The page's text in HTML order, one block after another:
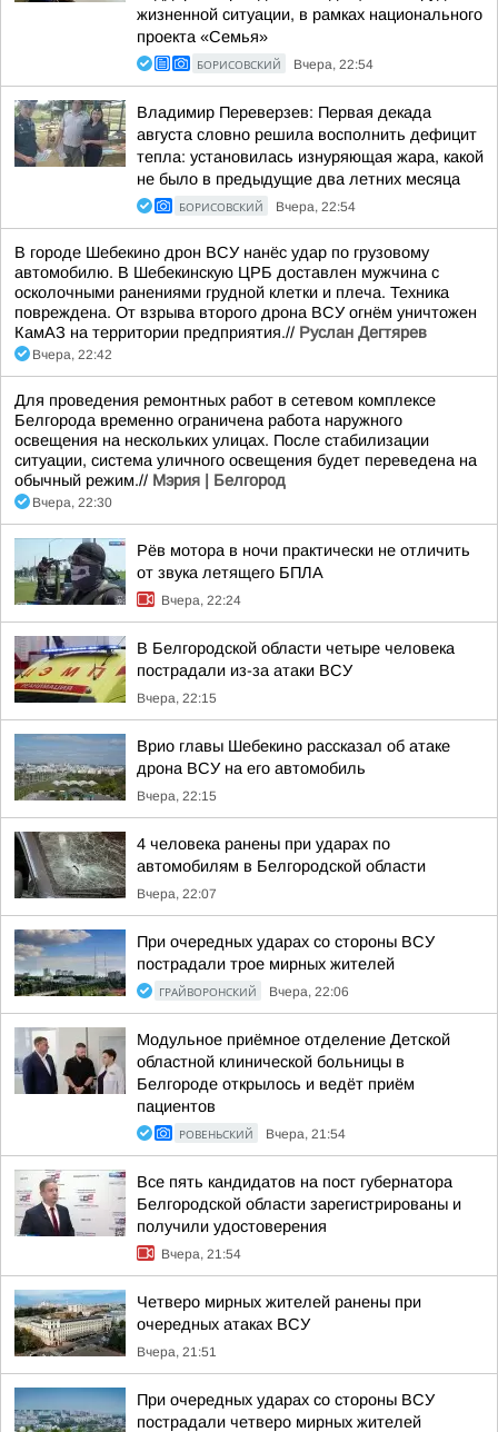
жизненной ситуации, в рамках национального
проекта «Семья»
БОРИСОВСКИЙ Вчера, 22:54
Владимир Переверзев: Первая декада
августа словно решила восполнить дефицит
тепла: установилась изнуряющая жара, какой
не было в предыдущие два летних месяца
БОРИСОВСКИЙ Вчера, 22:54
В городе Шебекино дрон ВСУ нанёс удар по грузовому
автомобилю. В Шебекинскую ЦРБ доставлен мужчина с
осколочными ранениями грудной клетки и плеча. Техника
повреждена. От взрыва второго дрона ВСУ огнём уничтожен
КамАЗ на территории предприятия.// Руслан Дегтярев
Вчера, 22:42
Для проведения ремонтных работ в сетевом комплексе
Белгорода временно ограничена работа наружного
освещения на нескольких улицах. После стабилизации
ситуации, система уличного освещения будет переведена на
обычный режим.// Мэрия | Белгород
Вчера, 22:30
Рёв мотора в ночи практически не отличить
от звука летящего БПЛА
Вчера, 22:24
В Белгородской области четыре человека
пострадали из-за атаки ВСУ
Вчера, 22:15
Врио главы Шебекино рассказал об атаке
дрона ВСУ на его автомобиль
Вчера, 22:15
4 человека ранены при ударах по
автомобилям в Белгородской области
Вчера, 22:07
При очередных ударах со стороны ВСУ
пострадали трое мирных жителей
ГРАЙВОРОНСКИЙ Вчера, 22:06
Модульное приёмное отделение Детской
областной клинической больницы в
Белгороде открылось и ведёт приём
пациентов
РОВЕНЬСКИЙ Вчера, 21:54
Все пять кандидатов на пост губернатора
Белгородской области зарегистрированы и
получили удостоверения
Вчера, 21:54
Четверо мирных жителей ранены при
очередных атаках ВСУ
Вчера, 21:51
При очередных ударах со стороны ВСУ
пострадали четверо мирных жителей